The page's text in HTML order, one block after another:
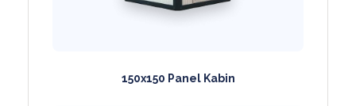
150x150 Panel Kabin